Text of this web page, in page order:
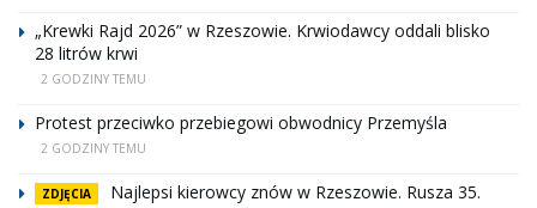
„Krewki Rajd 2026” w Rzeszowie. Krwiodawcy oddali blisko
28 litrów krwi
2 GODZINY TEMU
Protest przeciwko przebiegowi obwodnicy Przemyśla
2 GODZINY TEMU
ZDJĘCIA
Najlepsi kierowcy znów w Rzeszowie. Rusza 35.